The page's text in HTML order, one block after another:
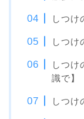
しつけ
しつけ
しつ
識で】
しつけ